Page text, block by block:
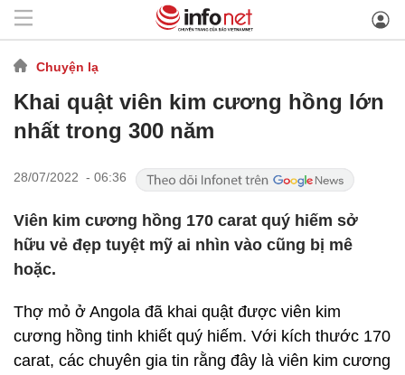
Chuyện lạ
Khai quật viên kim cương hồng lớn
nhất trong 300 năm
28/07/2022 - 06:36
Viên kim cương hồng 170 carat quý hiếm sở
hữu vẻ đẹp tuyệt mỹ ai nhìn vào cũng bị mê
hoặc.
Thợ mỏ ở Angola đã khai quật được viên kim
cương hồng tinh khiết quý hiếm. Với kích thước 170
carat, các chuyên gia tin rằng đây là viên kim cương